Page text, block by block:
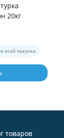
20кг
этой покупки
товаров